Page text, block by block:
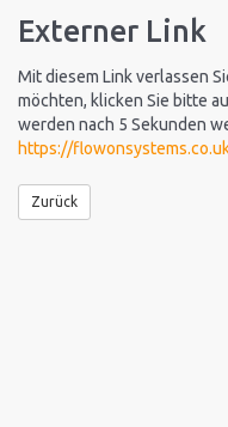
Externer Link
Mit diesem Link verlassen
möchten, klicken Sie bitte
werden nach 5 Sekunden
https://
Zurück